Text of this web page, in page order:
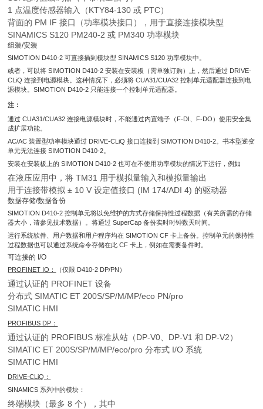
1 点温度传感器输入（KTY84-130 或 PTC）
背面的 PM IF 接口（功率模块接口），用于直接连接模块型
SINAMICS S120 PM240-2 或 PM340 功率模块
组装/安装
SIMOTION D410-2 可直接插到模块型 SINAMICS S120 功率模块中。
或者，可以将 SIMOTION D410-2 安装在安装板（需单独订购）上，然后通过 DRIVE-
CLiQ 连接到电源模块。这种情况下，必须将 CUA31/CUA32 控制单元适配器连接到电
源模块。SIMOTION D410-2 只能连接一个控制单元适配器。
注：
通过 CUA31/CUA32 连接电源模块时，不能通过内置端子（F-DI、F-DO）使用安全集
成扩展功能。
AC/AC 装置型功率模块通过 DRIVE-CLiQ 接口连接到 SIMOTION D410-2。书本型逆变
单元无法连接 SIMOTION D410-2。
安装在安装板上的 SIMOTION D410-2 也可在不使用功率模块的情况下运行，例如
在液压应用中，将 TM31 用于模拟量输入和模拟量输出
用于连接带模拟 ± 10 V 设定值接口 (IM 174/ADI 4) 的驱动器
数据存储/数据备份
SIMOTION D410-2 控制单元将以免维护的方式存储保持性过程数据（有关所需的存储
器大小，请参见技术数据）。将通过 SuperCap 备份实时时钟数天时间。
运行系统软件、用户数据和用户程序均在 SIMOTION CF 卡上备份。控制单元的保持性
过程数据也可以通过系统命令存储在此 CF 卡上，例如在需要备件时。
可连接的 I/O
PROFINET IO： （仅限 D410-2 DP/PN）
通过认证的 PROFINET 设备
分布式 SIMATIC ET 200S/SP/M/MP/eco PN/pro
SIMATIC HMI
PROFIBUS DP：
通过认证的 PROFIBUS 标准从站（DP-V0、DP-V1 和 DP-V2）
SIMATIC ET 200S/SP/M/MP/eco/pro 分布式 I/O 系统
SIMATIC HMI
DRIVE-CLiQ：
SINAMICS 系列中的模块：
终端模块（最多 8 个），其中